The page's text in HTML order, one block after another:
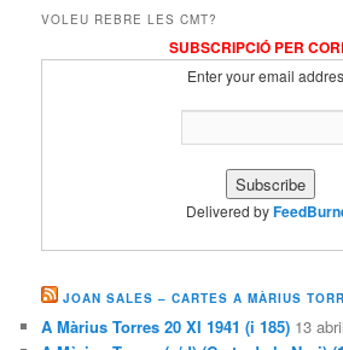
VOLEU REBRE LES CMT?
SUBSCRIPCIÓ PER
Enter your email
Delivered by
JOAN SALES – CARTES A MÀRIUS
A Màrius Torres 20 XI 1941 (i 185) 13